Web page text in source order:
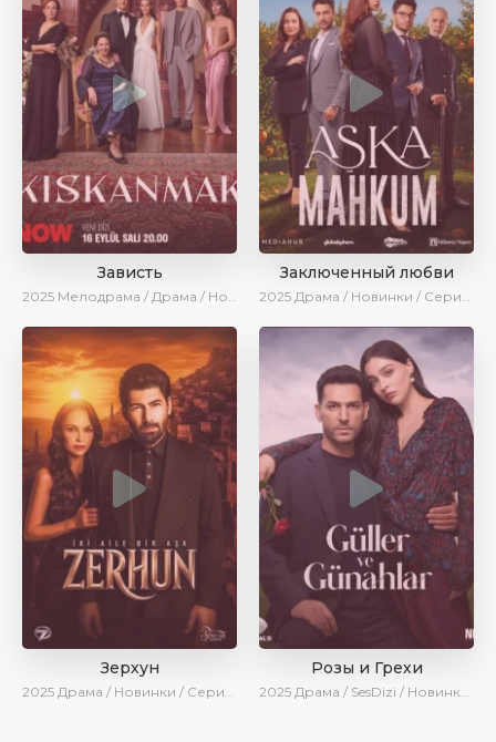
Зависть
2025 Мелодрама / Драма / Новинки / Сериалы 2025
Заключенный любви
2025 Драма / Новинки / Сериалы 2025
Зерхун
2025 Драма / Новинки / Сериалы 2025
Розы и Грехи
2025 Драма / SesDizi / Новинки / Сериалы 2025